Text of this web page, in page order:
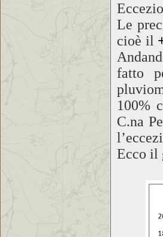
Le
cioè il
fatto
100%
C.na
Ecco il